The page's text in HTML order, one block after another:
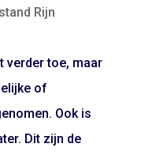
Rijn
verder toe, maar
of
Ook is
Dit zijn de